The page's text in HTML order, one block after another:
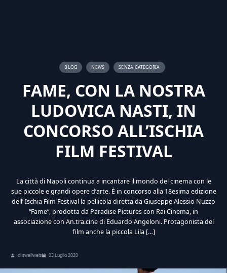
BLOG NEWS SENZA CATEGORIA
FAME, CON LA NOSTRA
LUDOVICA NASTI, IN
CONCORSO ALL’ISCHIA
FILM FESTIVAL
La città di Napoli continua a incantare il mondo del cinema con le
sue piccole e grandi opere d’arte. È in concorso alla 18esima edizione
dell’ Ischia Film Festival la pellicola diretta da Giuseppe Alessio Nuzzo
“Fame”, prodotta da Paradise Pictures con Rai Cinema, in
associazione con An.tra.cine di Eduardo Angeloni. Protagonista del
film anche la piccola Lila […]
di swellweb 03 Luglio 2020